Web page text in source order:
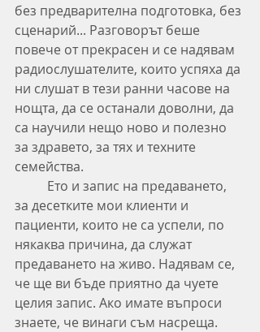
без предварителна подготовка, без
сценарий... Разговорът беше
повече от прекрасен и се надявам
радиослушателите, които успяха да
ни слушат в тези ранни часове на
нощта, да се останали доволни, да
са научили нещо ново и полезно
за здравето, за тях и техните
семейства.
за десетките мои клиенти и
пациенти, които не са успели, по
някаква причина, да служат
предаването на живо. Надявам се,
че ще ви бъде приятно да чуете
целия запис. Ако имате въпроси
знаете, че винаги съм насреща.